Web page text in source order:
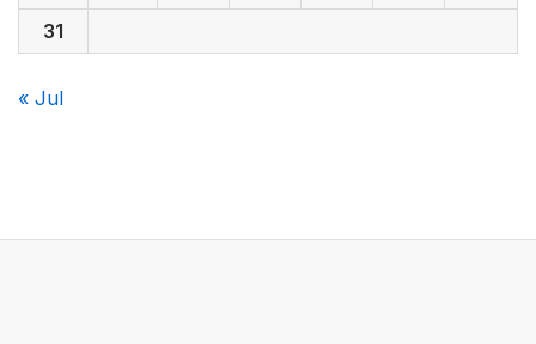
31
« Jul